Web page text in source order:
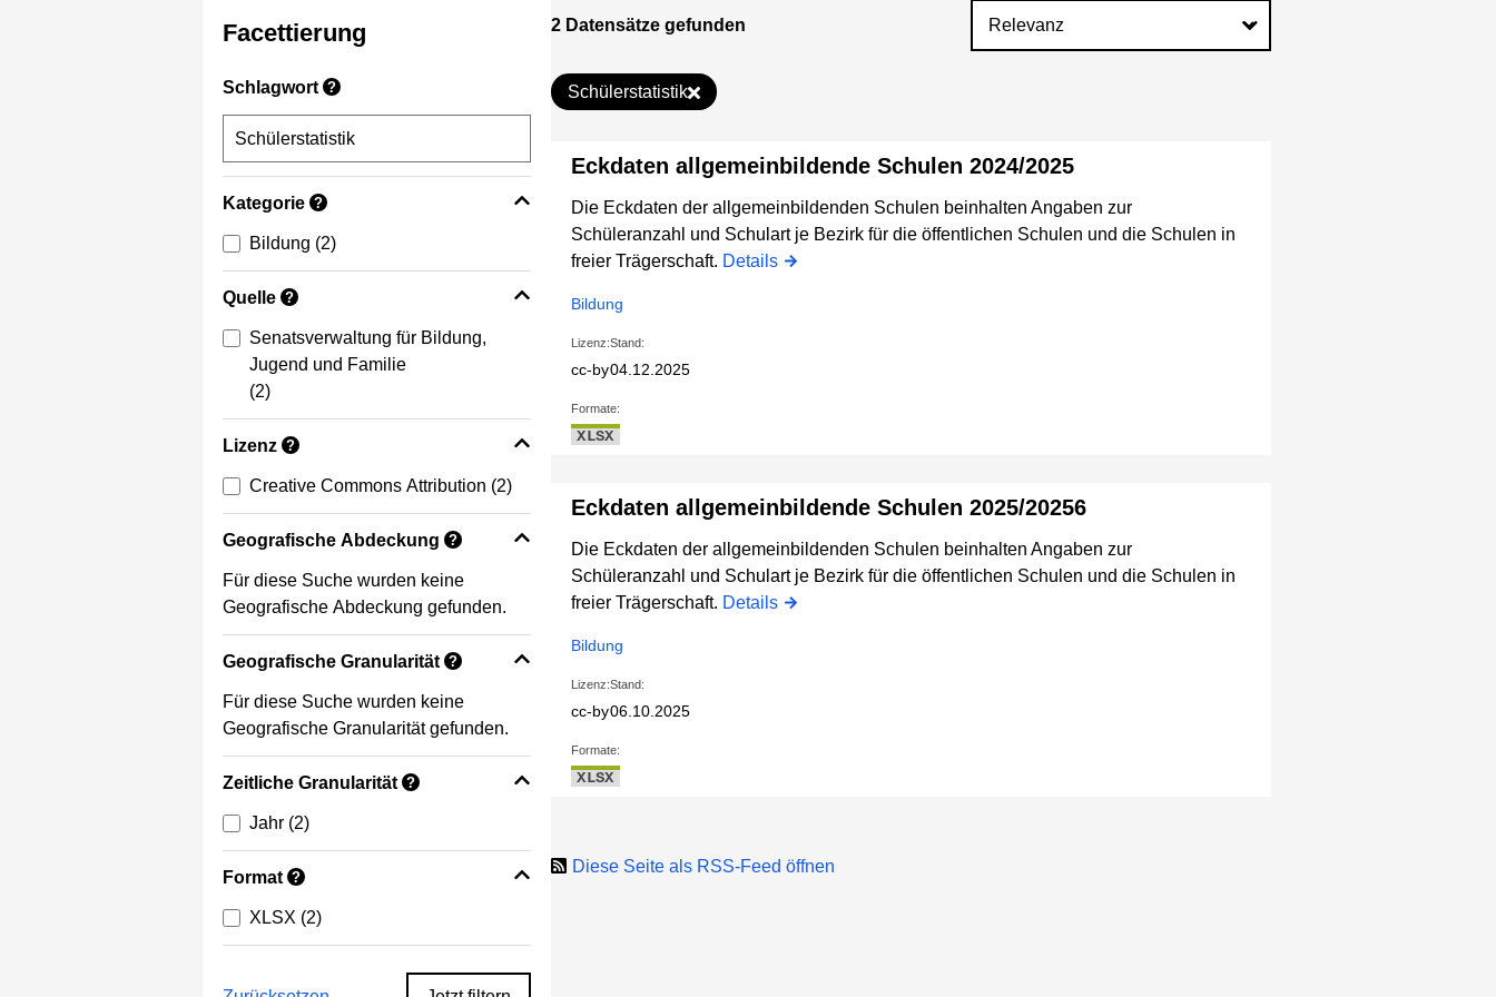
Facettierung
Schlagwort ?
Kategorie ?
Bildung (2)
Quelle ?
Senatsverwaltung für Bildung,
Jugend und Familie
(2)
Lizenz ?
Creative Commons Attribution (2)
Geografische Abdeckung ?
Für diese Suche wurden keine
Geografische Abdeckung gefunden.
Geografische Granularität ?
Für diese Suche wurden keine
Geografische Granularität gefunden.
Zeitliche Granularität ?
Jahr (2)
Format ?
XLSX (2)
2 Datensätze gefunden
Schülerstatistik
Eckdaten allgemeinbildende Schulen 2024/2025
Die Eckdaten der allgemeinbildenden Schulen beinhalten Angaben zur
Schüleranzahl und Schulart je Bezirk für die öffentlichen Schulen und die Schulen in
freier Trägerschaft. Details
Bildung
Lizenz:
cc-by
Stand:
04.12.2025
Formate:
XLSX
Eckdaten allgemeinbildende Schulen 2025/20256
Die Eckdaten der allgemeinbildenden Schulen beinhalten Angaben zur
Schüleranzahl und Schulart je Bezirk für die öffentlichen Schulen und die Schulen in
freier Trägerschaft. Details
Bildung
Lizenz:
cc-by
Stand:
06.10.2025
Formate:
XLSX
Diese Seite als RSS-Feed öffnen